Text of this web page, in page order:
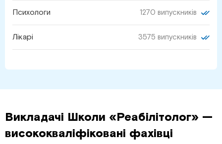
Психологи 1270 випускників
Лікарі 3575 випускників
Викладачі Школи «Реабілітолог» —
висококваліфіковані фахівці